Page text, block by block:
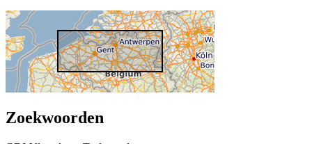
Zoekwoorden